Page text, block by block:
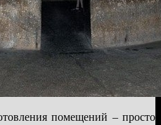
помещений – просто